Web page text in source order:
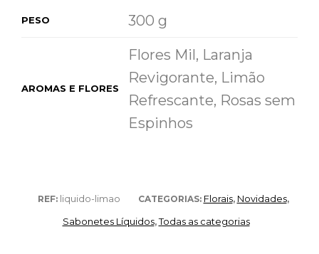
PESO 300 g
AROMAS E FLORES
Flores Mil, Laranja
Revigorante, Limão
Refrescante, Rosas sem
Espinhos
REF: liquido-limao CATEGORIAS: Florais, Novidades,
Sabonetes Líquidos,Todas as categorias